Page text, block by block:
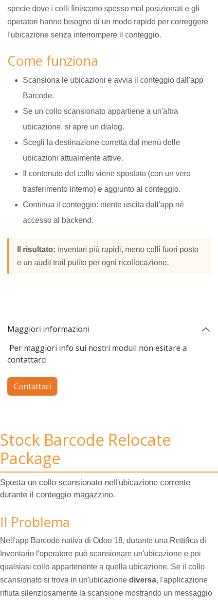
specie dove i colli finiscono spesso mal posizionati e gli
operatori hanno bisogno di un modo rapido per correggere
l'ubicazione senza interrompere il conteggio.
Come funziona
Scansiona le ubicazioni e avvia il conteggio dall'app
Barcode.
Se un collo scansionato appartiene a un'altra
ubicazione, si apre un dialog.
Scegli la destinazione corretta dal menù delle
ubicazioni attualmente attive.
Il contenuto del collo viene spostato (con un vero
trasferimento interno) e aggiunto al conteggio.
Continua il conteggio: niente uscita dall'app né
accesso al backend.
Il risultato: inventari più rapidi, meno colli fuori posto
e un audit trail pulito per ogni ricollocazione.
Maggiori informazioni
Per maggiori info sui nostri moduli non esitare a
contattarci
Contattaci
Stock Barcode Relocate
Package
Sposta un collo scansionato nell'ubicazione corrente
durante il conteggio magazzino.
Il Problema
Nell'app Barcode nativa di Odoo 18, durante una Rettifica di
Inventario l'operatore può scansionare un'ubicazione e poi
qualsiasi collo appartenente a quella ubicazione. Se il collo
scansionato si trova in un'ubicazione diversa, l'applicazione
rifiuta silenziosamente la scansione mostrando un messaggio